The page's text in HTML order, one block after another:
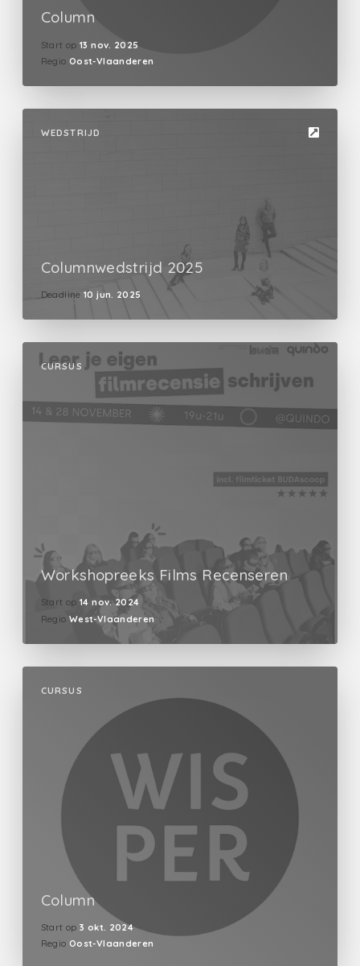
Column
Start op 13 nov. 2025
Regio Oost-Vlaanderen
WEDSTRIJD
Columnwedstrijd 2025
Deadline 10 jun. 2025
CURSUS
Workshopreeks Films Recenseren
Start op 14 nov. 2024
Regio West-Vlaanderen
CURSUS
Column
Start op 3 okt. 2024
Regio Oost-Vlaanderen